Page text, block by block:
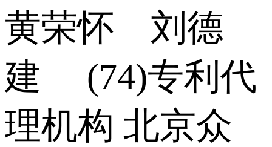
黄荣怀 刘德
建 (74)专利代
理机构 北京众